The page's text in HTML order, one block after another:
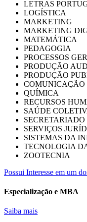
LETRAS
LOGÍSTICA
MARKETING
MARKETING
MATEMÁTICA
PEDAGOGIA
PROCESSOS
PRODUÇÃO
PRODUÇÃO
COMUNICAÇÃO
QUÍMICA
RECURSOS
SAÚDE
SERVIÇOS
SISTEMAS DA
TECNOLOGIA
ZOOTECNIA
Possui Interesse em um
Especialização e MBA
Saiba mais